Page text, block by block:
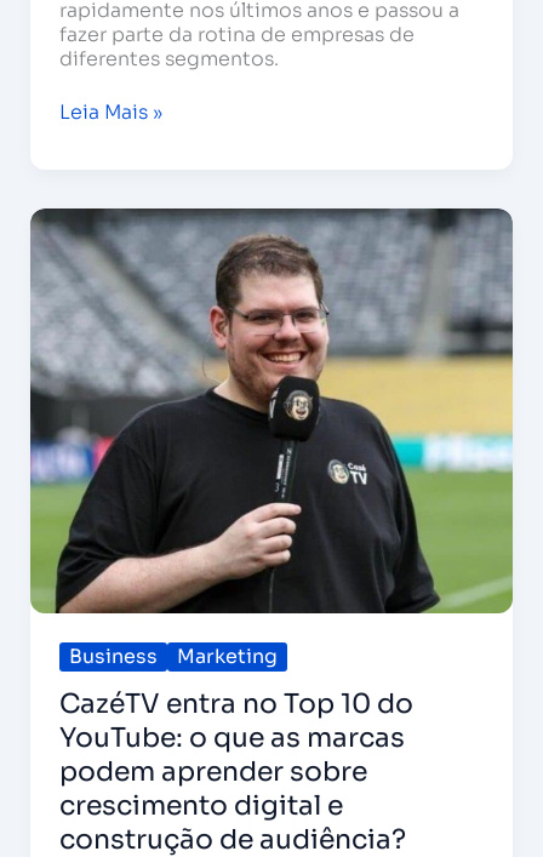
rapidamente nos últimos anos e passou a
fazer parte da rotina de empresas de
diferentes segmentos.
Leia Mais »
Business Marketing
CazéTV entra no Top 10 do
YouTube: o que as marcas
podem aprender sobre
crescimento digital e
construção de audiência?
CazéTV
entra
no
Top
10
YouTube:
o
as
marcas
podem
aprender
sobre
crescimento
digital
e
de
audiência?